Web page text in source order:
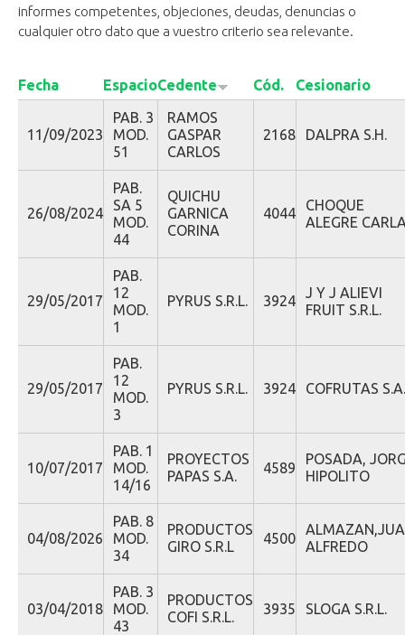
informes competentes, objeciones, deudas, denuncias o
cualquier otro dato que a vuestro criterio sea relevante.
Fecha EspacioCedente Cód. Cesionario
11/09/2023
PAB. 3
MOD.
51
RAMOS
GASPAR
CARLOS
2168 DALPRA S.H.
26/08/2024
PAB.
SA 5
MOD.
44
QUICHU
GARNICA
CORINA
4044
CHOQUE
ALEGRE
29/05/2017
PAB.
12
MOD.
1
PYRUS S.R.L. 3924
J Y J ALIEVI
FRUIT S.R.L.
29/05/2017
PAB.
12
MOD.
3
PYRUS S.R.L. 3924 COFRUTAS S.A.
10/07/2017
PAB. 1
MOD.
14/16
PROYECTOS
PAPAS S.A.
4589
POSADA,
HIPOLITO
04/08/2026
PAB. 8
MOD.
34
PRODUCTOS
GIRO S.R.L
4500
ALFREDO
03/04/2018
PAB. 3
MOD.
43
PRODUCTOS
COFI S.R.L.
3935 SLOGA S.R.L.